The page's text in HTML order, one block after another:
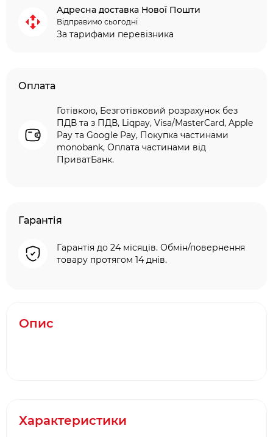
Адресна доставка Нової Пошти
Відправимо сьогодні
За тарифами перевізника
Оплата
Готівкою, Безготівковий розрахунок без
ПДВ та з ПДВ, Liqpay, Visa/MasterCard, Apple
Pay та Google Pay, Покупка частинами
monobank, Оплата частинами від
ПриватБанк.
Гарантія
Гарантія до 24 місяців. Обмін/повернення
товару протягом 14 днів.
Опис
Характеристики